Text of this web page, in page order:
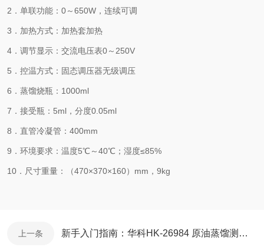
2．单联功能：0～650W，连续可调
3．加热方式：加热套加热
4．调节显示：交流电压表0～250V
5．控温方式：固态调压器无级调压
6．蒸馏烧瓶：1000ml
7．接受瓶：5ml，分度0.05ml
8．直管冷凝管：400mm
9．环境要求：温度5℃～40℃；湿度≤85%
10．尺寸重量：（470×370×160）mm，9kg
上一条 新手入门指南：华科HK-26984 原油蒸馏测定器核心参数解读，快速上手不踩雷